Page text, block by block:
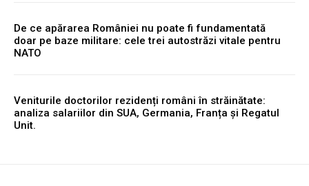
De ce apărarea României nu poate fi fundamentată
doar pe baze militare: cele trei autostrăzi vitale pentru
NATO
Veniturile doctorilor rezidenți români în străinătate:
analiza salariilor din SUA, Germania, Franța și Regatul
Unit.